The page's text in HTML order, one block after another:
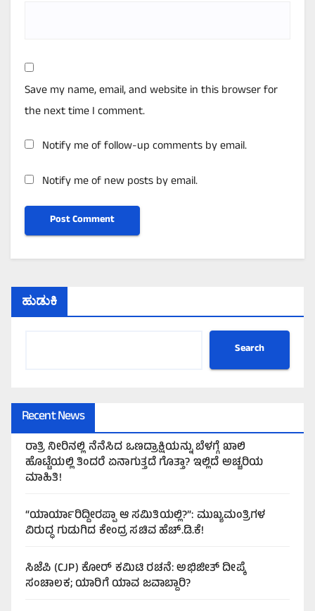
Save my name, email, and website in this browser for
the next time I comment.
Notify me of follow-up comments by email.
Notify me of new posts by email.
ಹುಡುಕಿ
Search
Recent News
ರಾತ್ರಿ ನೀರಿನಲ್ಲಿ ನೆನೆಸಿದ ಒಣದ್ರಾಕ್ಷಿಯನ್ನು ಬೆಳಗ್ಗೆ ಖಾಲಿ
ಹೊಟ್ಟೆಯಲ್ಲಿ ತಿಂದರೆ ಏನಾಗುತ್ತದೆ ಗೊತ್ತಾ? ಇಲ್ಲಿದೆ ಅಚ್ಚರಿಯ
ಮಾಹಿತಿ!
“ಯಾರ್ಯಾರಿದ್ದೀರಪ್ಪಾ ಆ ಸಮಿತಿಯಲ್ಲಿ?”: ಮುಖ್ಯಮಂತ್ರಿಗಳ
ವಿರುದ್ಧ ಗುಡುಗಿದ ಕೇಂದ್ರ ಸಚಿವ ಹೆಚ್.ಡಿ.ಕೆ!
ಸಿಜೆಪಿ (CJP) ಕೋರ್ ಕಮಿಟಿ ರಚನೆ: ಅಭಿಜೀತ್ ದೀಪ್ಕೆ
ಸಂಚಾಲಕ; ಯಾರಿಗೆ ಯಾವ ಜವಾಬ್ದಾರಿ?